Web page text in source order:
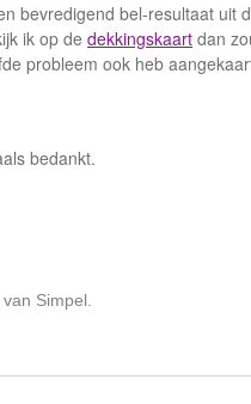
bevredigend bel-resultaat uit
ik op de dekkingskaart dan
probleem ook heb
bedankt.
Simpel.